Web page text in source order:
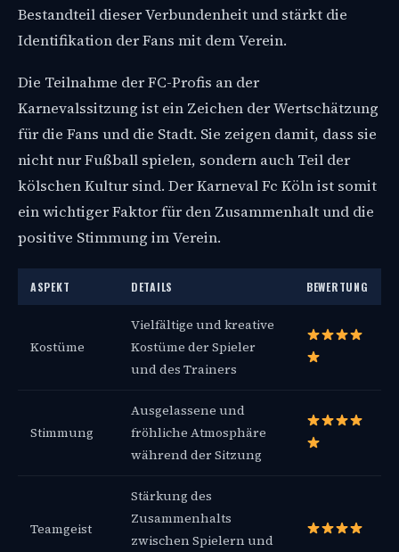
Bestandteil dieser Verbundenheit und stärkt die
Identifikation der Fans mit dem Verein.
Die Teilnahme der FC-Profis an der
Karnevalssitzung ist ein Zeichen der Wertschätzung
für die Fans und die Stadt. Sie zeigen damit, dass sie
nicht nur Fußball spielen, sondern auch Teil der
kölschen Kultur sind. Der Karneval Fc Köln ist somit
ein wichtiger Faktor für den Zusammenhalt und die
positive Stimmung im Verein.
ASPEKT DETAILS BEWERTUNG
Kostüme
Vielfältige und kreative
Kostüme der Spieler
und des Trainers
Stimmung
Ausgelassene und
fröhliche Atmosphäre
während der Sitzung
Teamgeist
Stärkung des
Zusammenhalts
zwischen Spielern und